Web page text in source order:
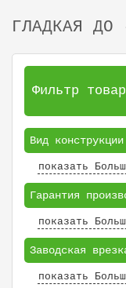
ГЛАДКАЯ ДО
Фильтр
Вид конструкции
показать
Гарантия
показать
Заводская
показать